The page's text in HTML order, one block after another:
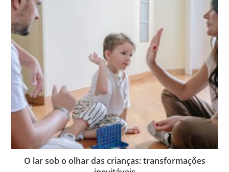
O lar sob o olhar das crianças: transformações